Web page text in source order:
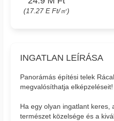
(17.27 E Ft/㎡)
INGATLAN LEÍRÁSA
Panorámás építési telek
megvalósíthatja elképzeléseit!
Ha egy olyan ingatlant keres,
természet közelsége és a